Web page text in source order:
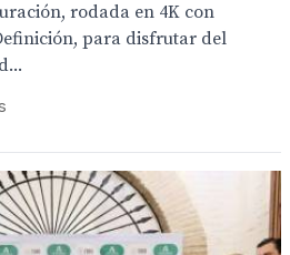
rodada en 4K con
para disfrutar del